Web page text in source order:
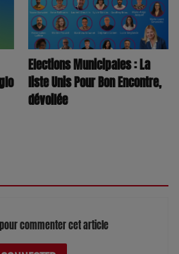
Elections Municipales : La
liste Unis Pour Bon Encontre,
dévoilée
commenter cet article